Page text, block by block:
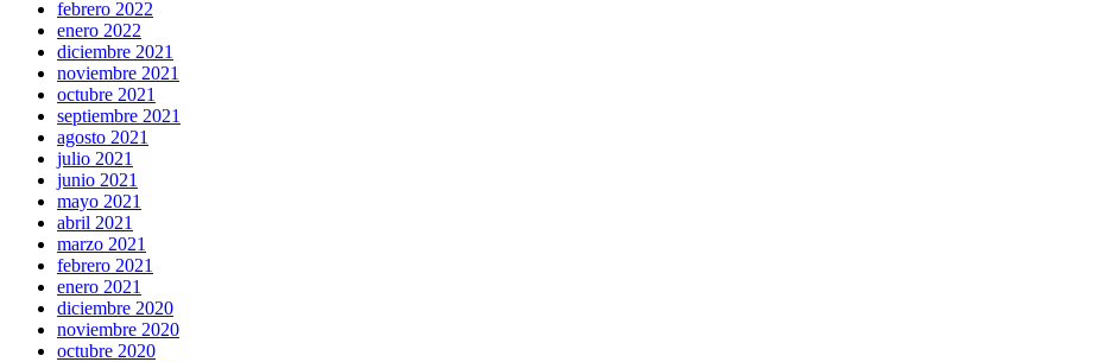
febrero 2022
enero 2022
diciembre 2021
noviembre 2021
octubre 2021
septiembre 2021
agosto 2021
julio 2021
junio 2021
mayo 2021
abril 2021
marzo 2021
febrero 2021
enero 2021
diciembre 2020
noviembre 2020
octubre 2020